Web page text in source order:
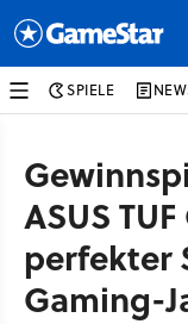
SPIELE
ASUS
perfekter
Gaming-